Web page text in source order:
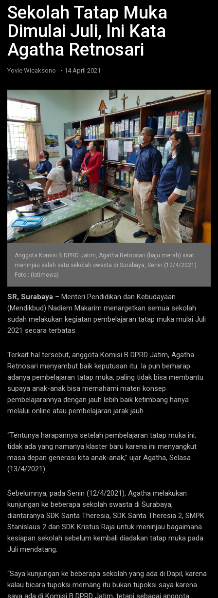
Sekolah Tatap Muka
Dimulai Juli, Ini Kata
Agatha Retnosari
Yovie Wicaksono - 14 April 2021
Anggota Komisi B DPRD Jatim, Agatha Retnosari (baju merah) saat
meninjau salah satu sekolah swasta di Surabaya, Senin (12/4/2021).
Foto : (Istimewa)
SR, Surabaya – Menteri Pendidikan dan Kebudayaan
(Mendikbud) Nadiem Makarim menargetkan semua sekolah
sudah melakukan kegiatan pembelajaran tatap muka mulai Juli
2021 secara terbatas.
Terkait hal tersebut, anggota Komisi B DPRD Jatim, Agatha
Retnosari menyambut baik keputusan itu. Ia pun berharap
adanya pembelajaran tatap muka, paling tidak bisa membantu
supaya anak-anak bisa memahami materi konsep
pembelajarannya dengan jauh lebih baik ketimbang hanya
melalui online atau pembelajaran jarak jauh.
“Tentunya harapannya setelah pembelajaran tatap muka ini,
tidak ada yang namanya klaster baru karena ini menyangkut
masa depan generasi kita anak-anak,” ujar Agatha, Selasa
(13/4/2021).
Sebelumnya, pada Senin (12/4/2021), Agatha melakukan
kunjungan ke beberapa sekolah swasta di Surabaya,
diantaranya SDK Santa Theresia, SDK Santa Theresia 2, SMPK
Stanislaus 2 dan SDK Kristus Raja untuk meninjau bagaimana
kesiapan sekolah sebelum kembali diadakan tatap muka pada
Juli mendatang.
“Saya kunjungan ke beberapa sekolah yang ada di Dapil, karena
kalau bicara tupoksi memang itu bukan tupoksi saya karena
saya ada di Komisi B DPRD Jatim, tetapi sebagai anggota